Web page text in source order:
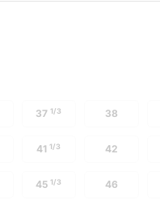
371/3 38
411/3 42
451/3 46